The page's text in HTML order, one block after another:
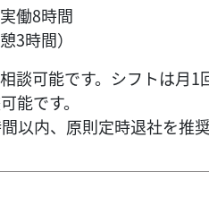
働8時間
3時間）
談可能です。シフトは月
能です。
以内、原則定時退社を推奨